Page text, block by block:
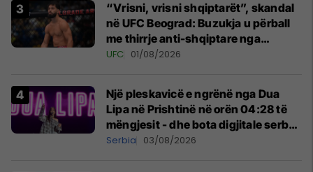
“Vrisni, vrisni shqiptarët”, skandal
në UFC Beograd: Buzukja u përball
me thirrje anti-shqiptare nga
tribunat
UFC 01/08/2026
Një pleskavicë e ngrënë nga Dua
Lipa në Prishtinë në orën 04:28 të
mëngjesit - dhe bota digjitale serbe
shpall gjendjen e luftës
Serbia 03/08/2026